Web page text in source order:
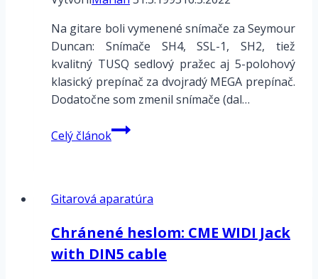
Na gitare boli vymenené snímače za Seymour
Duncan: Snímače SH4, SSL-1, SH2, tiež
kvalitný TUSQ sedlový pražec aj 5-polohový
klasický prepínač za dvojradý MEGA prepínač.
Dodatočne som zmenil snímače (dal…
Celý článokMichael
Kelly
custom
Gitarová aparatúra
Chránené heslom: CME WIDI Jack
with DIN5 cable